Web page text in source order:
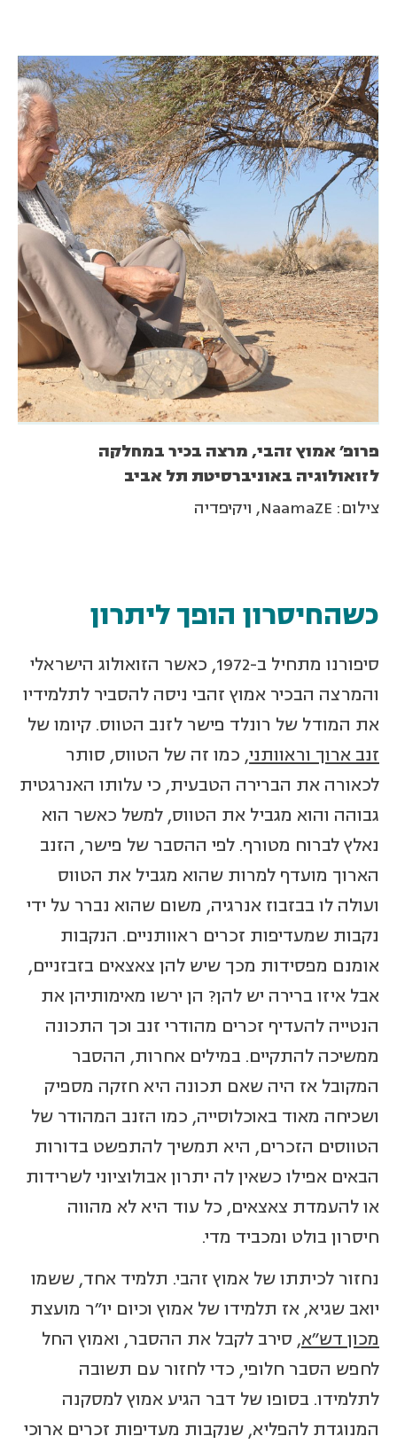
פרופ' אמוץ זהבי, מרצה בכיר במחלקה
לזואולוגיה באוניברסיטת תל אביב
צילום: NaamaZE, ויקיפדיה
כשהחיסרון הופך ליתרון
סיפורנו מתחיל ב-1972, כאשר הזואולוג הישראלי
והמרצה הבכיר אמוץ זהבי ניסה להסביר לתלמידיו
את המודל של רונלד פישר לזנב הטווס. קיומו של
זנב ארוך וראוותני, כמו זה של הטווס, סותר
לכאורה את הברירה הטבעית, כי עלותו האנרגטית
גבוהה והוא מגביל את הטווס, למשל כאשר הוא
נאלץ לברוח מטורף. לפי ההסבר של פישר, הזנב
הארוך מועדף למרות שהוא מגביל את הטווס
ועולה לו בבזבוז אנרגיה, משום שהוא נברר על ידי
נקבות שמעדיפות זכרים ראוותניים. הנקבות
אומנם מפסידות מכך שיש להן צאצאים בזבזניים,
אבל איזו ברירה יש להן? הן ירשו מאימותיהן את
הנטייה להעדיף זכרים מהודרי זנב וכך התכונה
ממשיכה להתקיים. במילים אחרות, ההסבר
המקובל אז היה שאם תכונה היא חזקה מספיק
ושכיחה מאוד באוכלוסייה, כמו הזנב המהודר של
הטווסים הזכרים, היא תמשיך להתפשט בדורות
הבאים אפילו כשאין לה יתרון אבולוציוני לשרידות
או להעמדת צאצאים, כל עוד היא לא מהווה
חיסרון בולט ומכביד מדי.
נחזור לכיתתו של אמוץ זהבי. תלמיד אחד, ששמו
יואב שגיא, אז תלמידו של אמוץ וכיום יו"ר מועצת
מכון דש"א, סירב לקבל את ההסבר, ואמוץ החל
לחפש הסבר חלופי, כדי לחזור עם תשובה
לתלמידו. בסופו של דבר הגיע אמוץ למסקנה
המנוגדת להפליא, שנקבות מעדיפות זכרים ארוכי